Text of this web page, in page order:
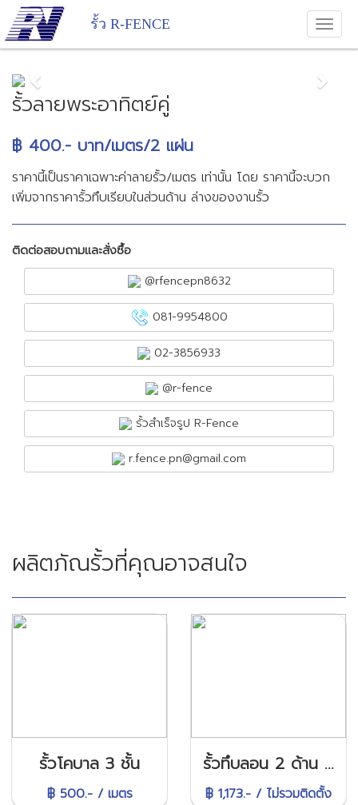
รั้ว R-FENCE
Previous Next
รั้วลายพระอาทิตย์คู่
฿ 400.- บาท/เมตร/2 แผ่น
ราคานี้เป็นราคาเฉพาะค่าลายรั้ว/เมตร เท่านั้น โดย ราคานี้จะบวก
เพิ่มจากราคารั้วทึบเรียบในส่วนด้าน ล่างของงานรั้ว
ติดต่อสอบถามและสั่งซื้อ
@rfencepn8632
081-9954800
02-3856933
@r-fence
รั้วสำเร็จรูป R-Fence
r.fence.pn@gmail.com
ผลิตภัณรั้วที่คุณอาจสนใจ
รั้วโคบาล 3 ชั้น
฿ 500.- / เมตร
รั้วทึบลอน 2 ด้าน 23 ซม.
฿ 1,173.- / ไม่รวมติดตั้ง